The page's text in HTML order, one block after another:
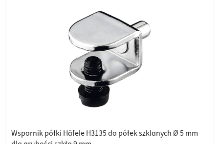
Wspornik półki Häfele H3135 do półek szklanych Ø 5 mm